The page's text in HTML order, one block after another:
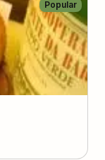
Popular